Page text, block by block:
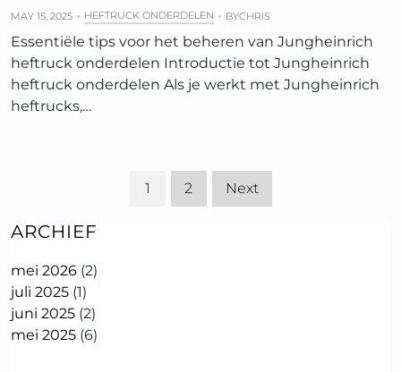
MAY 15, 2025 HEFTRUCK ONDERDELEN BYCHRIS
Essentiële tips voor het beheren van Jungheinrich
heftruck onderdelen Introductie tot Jungheinrich
heftruck onderdelen Als je werkt met Jungheinrich
heftrucks,…
1 2 Next
ARCHIEF
mei 2026 (2)
juli 2025 (1)
juni 2025 (2)
mei 2025 (6)